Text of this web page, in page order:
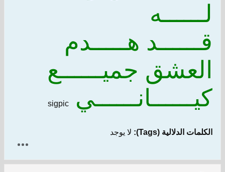
لــــــه
قــــــد هـــــدم
العشق جميــــــع
كيــــــانــــــي
sigpic
الكلمات الدلالية (Tags): لا يوجد